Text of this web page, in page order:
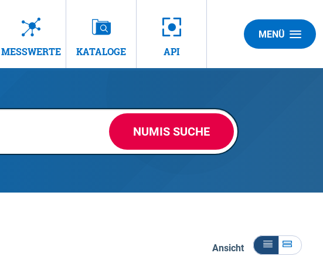
MESSWERTE KATALOGE API
MENÜ
NUMIS SUCHE
Ansicht